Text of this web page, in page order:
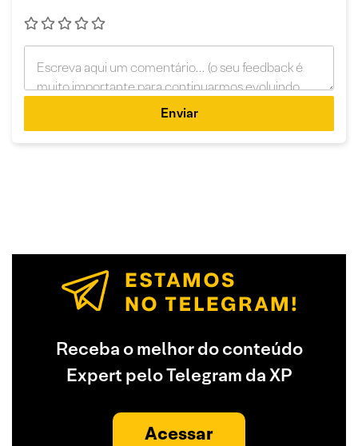
Enviar
Receba o melhor do conteúdo
Expert pelo Telegram da XP
Acessar